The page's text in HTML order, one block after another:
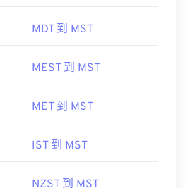
MDT 到 MST
MEST 到 MST
MET 到 MST
IST 到 MST
NZST 到 MST